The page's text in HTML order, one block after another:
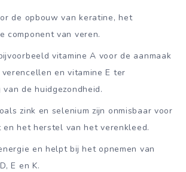
de opbouw van keratine, het
component van veren.
vitamine A voor de aanmaak
en vitamine E ter
de huidgezondheid.
zink en selenium zijn onmisbaar voor
het herstel van het verenkleed.
en helpt bij het opnemen van
E en K.